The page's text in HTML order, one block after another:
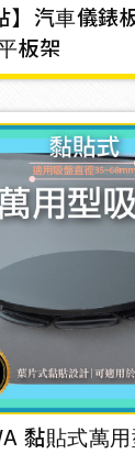
】汽車儀錶
板架
黏貼式萬
33
4
1
袋